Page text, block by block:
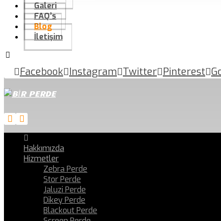
Galeri
FAQ’s
Blog
İletişim
Facebook Instagram Twitter Pinterest
Hakkımızda
Hizmetler
Zebra Perde
Stor Perde
Jaluzi Perde
Dikey Perde
Blackout Perde